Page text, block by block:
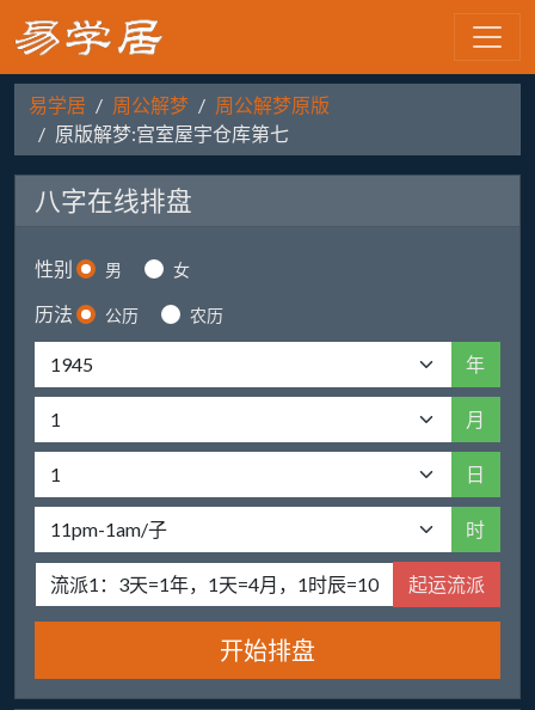
易学居 周公解梦
周公解梦原版
原版解梦:宫室屋宇仓库第七
八字在线排盘
性别 男 女
历法 公历 农历
年
月
日
时
起运流派
开始排盘